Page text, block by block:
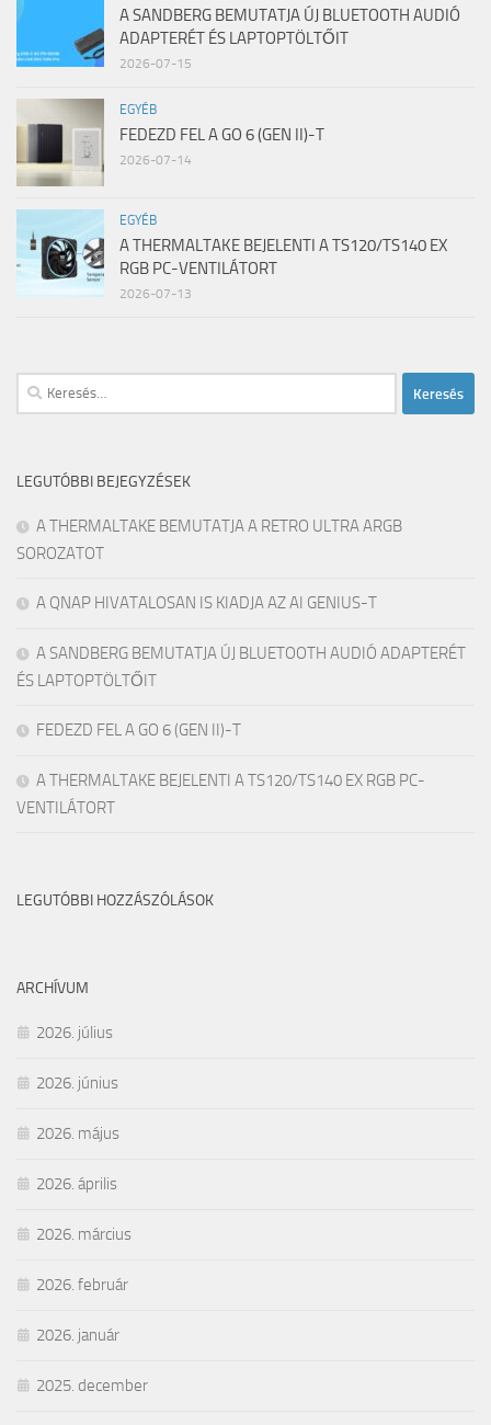
A SANDBERG BEMUTATJA ÚJ BLUETOOTH AUDIÓ
ADAPTERÉT ÉS LAPTOPTÖLTŐIT
2026-07-15
EGYÉB
FEDEZD FEL A GO 6 (GEN II)-T
2026-07-14
EGYÉB
A THERMALTAKE BEJELENTI A TS120/TS140 EX
RGB PC-VENTILÁTORT
2026-07-13
Keresés:
LEGUTÓBBI BEJEGYZÉSEK
A THERMALTAKE BEMUTATJA A RETRO ULTRA ARGB
SOROZATOT
A QNAP HIVATALOSAN IS KIADJA AZ AI GENIUS-T
A SANDBERG BEMUTATJA ÚJ BLUETOOTH AUDIÓ ADAPTERÉT
ÉS LAPTOPTÖLTŐIT
FEDEZD FEL A GO 6 (GEN II)-T
A THERMALTAKE BEJELENTI A TS120/TS140 EX RGB PC-
VENTILÁTORT
LEGUTÓBBI HOZZÁSZÓLÁSOK
ARCHÍVUM
2026. július
2026. június
2026. május
2026. április
2026. március
2026. február
2026. január
2025. december